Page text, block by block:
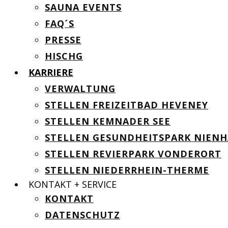
SAUNA EVENTS
FAQ´S
PRESSE
HISCHG
KARRIERE
VERWALTUNG
STELLEN FREIZEITBAD HEVENEY
STELLEN KEMNADER SEE
STELLEN GESUNDHEITSPARK
STELLEN REVIERPARK VONDERORT
STELLEN NIEDERRHEIN-THERME
KONTAKT + SERVICE
KONTAKT
DATENSCHUTZ